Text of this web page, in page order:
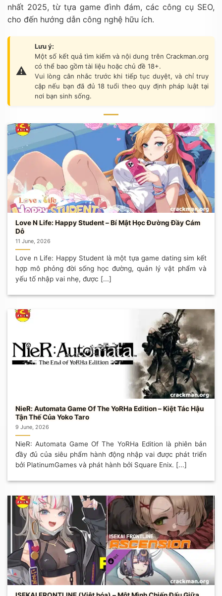
nhất 2025, từ tựa game đình đám, các công cụ SEO,
cho đến hướng dẫn công nghệ hữu ích.
Lưu ý:
Một số kết quả tìm kiếm và nội dung trên Crackman.org
có thể bao gồm tài liệu hoặc chủ đề 18+.
Vui lòng cân nhắc trước khi tiếp tục duyệt, và chỉ truy
cập nếu bạn đã đủ 18 tuổi theo quy định pháp luật tại
nơi bạn sinh sống.
Love N Life: Happy Student – Bí Mật Học Đường Đầy Cám
Dỗ
11 June, 2026
Love n Life: Happy Student là một tựa game dating sim kết
hợp mô phỏng đời sống học đường, quản lý vật phẩm và
yếu tố nhập vai nhẹ, được [...]
NieR: Automata Game Of The YoRHa Edition – Kiệt Tác Hậu
Tận Thế Của Yoko Taro
9 June, 2026
NieR: Automata Game Of The YoRHa Edition là phiên bản
đầy đủ của siêu phẩm hành động nhập vai được phát triển
bởi PlatinumGames và phát hành bởi Square Enix. [...]